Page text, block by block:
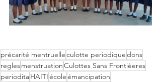
précarité mentruelleculotte periodiquedons
reglesmenstruationCulottes Sans Frontièeres
perioditaHAITIécoleémancipation